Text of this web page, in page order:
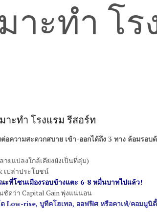
ะทำ โรงแรม รีสอร์ท
อความสะดวกสบาย เข้า-ออกได้ถึง 3 ทาง ล้อมรอ
ยแปลงใกล้เคียงยังเป็นที่ลุ่ม)
เปล่าประโยชน์
ะที่โซนเมืองรอบข้างแตะ 6-8 หมื่นบาทไปแล้ว!
ดว่า Capital Gain พุ่งแน่นอน
Low-rise, บูทีคโฮเทล, ออฟฟิศ หรือคาเฟ่/คอมมูนิ